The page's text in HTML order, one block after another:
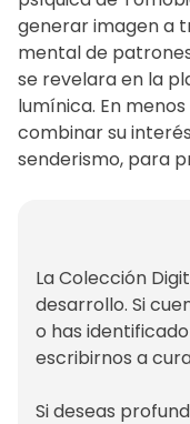
generar imagen a
mental de
se revelara en la
lumínica. En
combinar su
senderismo, para
La Colección
desarrollo. Si
o has
escribirnos a
Si deseas